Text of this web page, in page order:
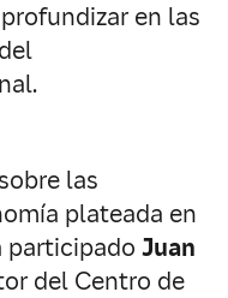
en las
las
plateada en
participado Juan
del Centro de